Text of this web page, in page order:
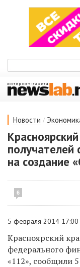
Новости /
получателей
на создание
6
5 февраля 2014 17:00
Красноярский
федерального
«112», сообщили